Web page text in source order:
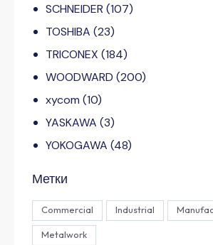
SCHNEIDER (107)
TOSHIBA (23)
TRICONEX (184)
WOODWARD (200)
xycom (10)
YASKAWA (3)
YOKOGAWA (48)
Метки
Commercial Industrial
Metalwork